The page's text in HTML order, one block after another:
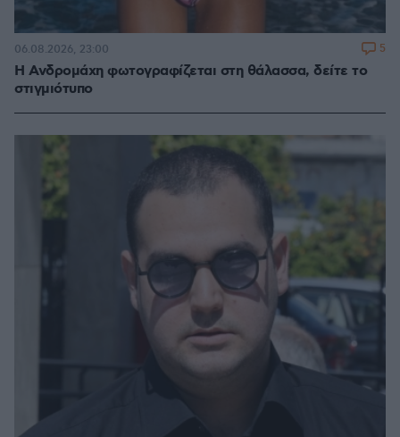
Η Ανδρομάχη φωτογραφίζεται στη θάλασσα, δείτε το
στιγμιότυπο
06.08.2026, 23:00 5